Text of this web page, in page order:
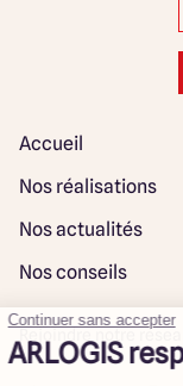
Accueil
Nos réalisations
Nos actualités
Nos conseils
Rejoindre notre réseau